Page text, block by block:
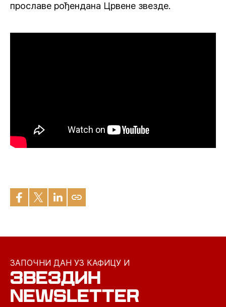
прославе рођендана Црвене звезде.
ЗАПОЧНИ ДАН УЗ КАФИЦУ И
ЗВЕЗДИН
NEWSLETTER